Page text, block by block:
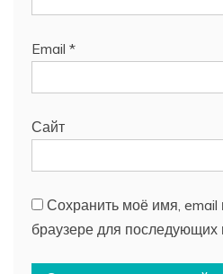
Email *
Сайт
Сохранить моё имя, email
браузере для последующих